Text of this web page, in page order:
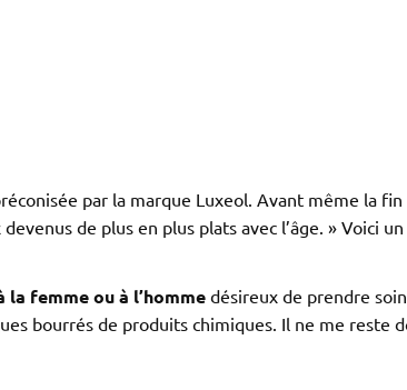
par la marque Luxeol. Avant même la
de plus en plus plats avec l’âge. » Voici
la femme ou à l’hommedésireux de prendre
bourrés de produits chimiques. Il ne me reste